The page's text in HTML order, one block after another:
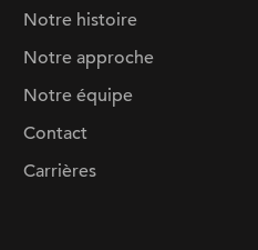
Notre histoire
Notre approche
Notre équipe
Contact
Carrières